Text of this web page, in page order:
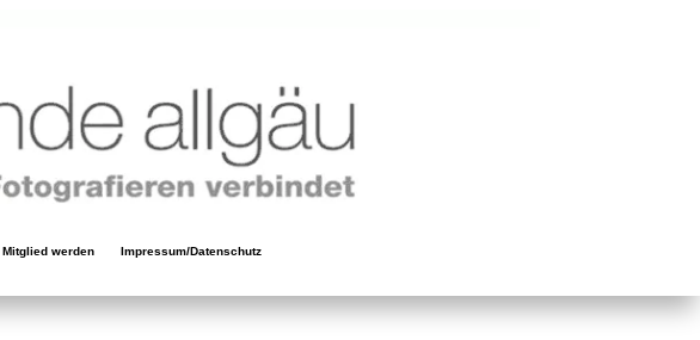
Mitglied werden Impressum/Datenschutz